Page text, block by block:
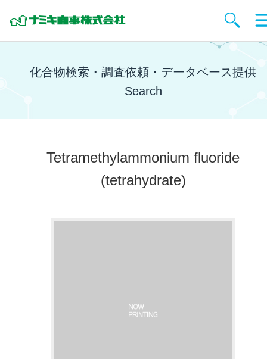
化合物検索・調査依頼・データベース提供
Search
Tetramethylammonium fluoride
(tetrahydrate)